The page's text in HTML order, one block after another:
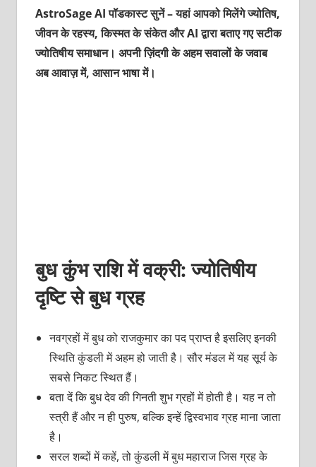
AstroSage AI पॉडकास्ट सुनें – यहां आपको मिलेंगे ज्योतिष,
जीवन के रहस्य, किस्मत के संकेत और AI द्वारा बताए गए सटीक
ज्योतिषीय समाधान। अपनी ज़िंदगी के अहम सवालों के जवाब
अब आवाज़ में, आसान भाषा में।
बुध कुंभ राशि में वक्री: ज्योतिषीय
दृष्टि से बुध ग्रह
नवग्रहों में बुध को राजकुमार का पद प्राप्त है इसलिए इनकी
स्थिति कुंडली में अहम हो जाती है। सौर मंडल में यह सूर्य के
सबसे निकट स्थित हैं।
बता दें कि बुध देव की गिनती शुभ ग्रहों में होती है। यह न तो
स्त्री हैं और न ही पुरुष, बल्कि इन्हें द्विस्वभाव ग्रह माना जाता
है।
सरल शब्दों में कहें, तो कुंडली में बुध महाराज जिस ग्रह के